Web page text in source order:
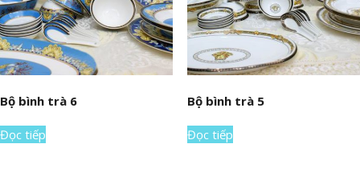
Bộ bình trà 6
Đọc tiếp
Bộ bình trà 5
Đọc tiếp